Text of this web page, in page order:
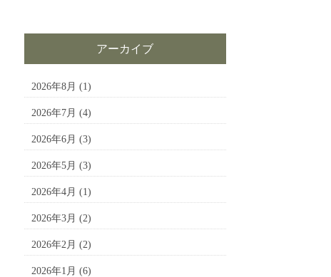
アーカイブ
2026年8月 (1)
2026年7月 (4)
2026年6月 (3)
2026年5月 (3)
2026年4月 (1)
2026年3月 (2)
2026年2月 (2)
2026年1月 (6)